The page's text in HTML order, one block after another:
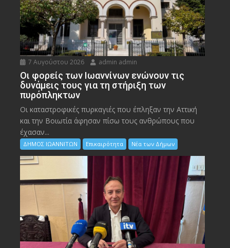
7 Αυγούστου 2026 admin admin
Οι φορείς των Ιωαννίνων ενώνουν τις
δυνάμεις τους για τη στήριξη των
πυρόπληκτων
Οι καταστροφικές πυρκαγιές που έπληξαν την Αττική
και την Bοιωτία άφησαν πίσω τους ανθρώπους που
έχασαν...
ΔΗΜΟΣ ΙΩΑΝΝΙΤΩΝ Επικαιρότητα Νέα των Δήμων